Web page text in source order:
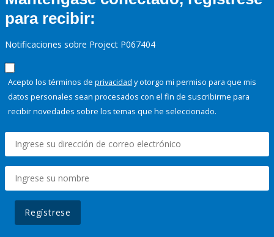
para recibir:
Notificaciones sobre Project P067404
Acepto los términos de privacidad y otorgo mi permiso para que mis
datos personales sean procesados con el fin de suscribirme para
recibir novedades sobre los temas que he seleccionado.
Regístrese